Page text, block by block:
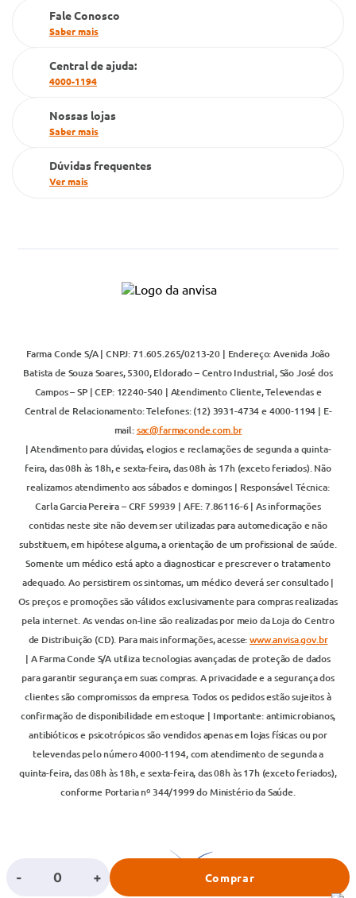
- + Comprar
Cartão Grupo Conde
Televendas
Fale Conosco
Saber mais
Central de ajuda:
4000-1194
Nossas lojas
Saber mais
Dúvidas frequentes
Ver mais
Farma Conde S/A | CNPJ: 71.605.265/0213-20 | Endereço: Avenida João
Batista de Souza Soares, 5300, Eldorado – Centro Industrial, São José dos
Campos – SP | CEP: 12240-540 | Atendimento Cliente, Televendas e
Central de Relacionamento: Telefones: (12) 3931-4734 e 4000-1194 | E-
mail:sac@farmaconde.com.br
| Atendimento para dúvidas, elogios e reclamações de segunda a quinta-
feira, das 08h às 18h, e sexta-feira, das 08h às 17h (exceto feriados). Não
realizamos atendimento aos sábados e domingos | Responsável Técnica:
Carla Garcia Pereira – CRF 59939 | AFE: 7.86116-6 | As informações
contidas neste site não devem ser utilizadas para automedicação e não
substituem, em hipótese alguma, a orientação de um profissional de saúde.
Somente um médico está apto a diagnosticar e prescrever o tratamento
adequado. Ao persistirem os sintomas, um médico deverá ser consultado |
Os preços e promoções são válidos exclusivamente para compras realizadas
pela internet. As vendas on-line são realizadas por meio da Loja do Centro
de Distribuição (CD). Para mais informações, acesse:www.anvisa.gov.br
| A Farma Conde S/A utiliza tecnologias avançadas de proteção de dados
para garantir segurança em suas compras. A privacidade e a segurança dos
clientes são compromissos da empresa. Todos os pedidos estão sujeitos à
confirmação de disponibilidade em estoque | Importante: antimicrobianos,
antibióticos e psicotrópicos são vendidos apenas em lojas físicas ou por
televendas pelo número 4000-1194, com atendimento de segunda a
quinta-feira, das 08h às 18h, e sexta-feira, das 08h às 17h (exceto feriados),
conforme Portaria nº 344/1999 do Ministério da Saúde.